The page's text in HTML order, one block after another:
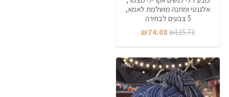
אלגנטי ומתנה מושלמת לאמא,
5 צבעים לבחירה
₪115.73
המחיר
המקורי
היה:
₪115.73.
₪74.08
הנוכחי
הוא:
₪74.08.